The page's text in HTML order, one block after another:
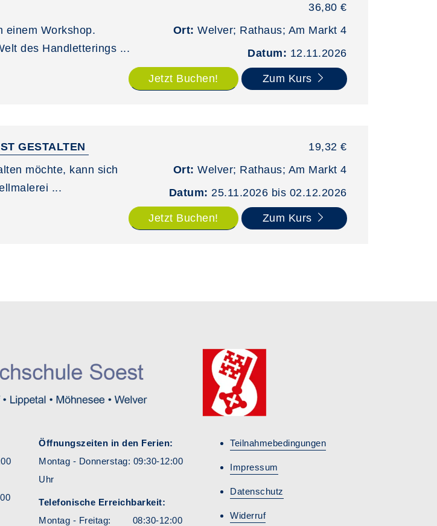
einem Workshop.
des Handletterings ...
36,80 €
Ort:Welver; Rathaus; Am Markt 4
Datum: 12.11.2026
Jetzt Buchen! Zum Kurs
GESTALTEN
möchte, kann sich
...
19,32 €
Ort:Welver; Rathaus; Am Markt 4
Datum: 25.11.2026 bis 02.12.2026
Jetzt Buchen! Zum Kurs
Öffnungszeiten in den Ferien:
Montag - Donnerstag: 09:30-12:00
Uhr
Telefonische Erreichbarkeit:
Montag - Freitag: 08:30-12:00
Teilnahmebedingungen
Impressum
Datenschutz
Widerruf